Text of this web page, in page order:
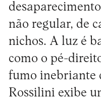
não regular, de
nichos. A luz é
como o pé-
fumo inebriante
Rossilini exibe